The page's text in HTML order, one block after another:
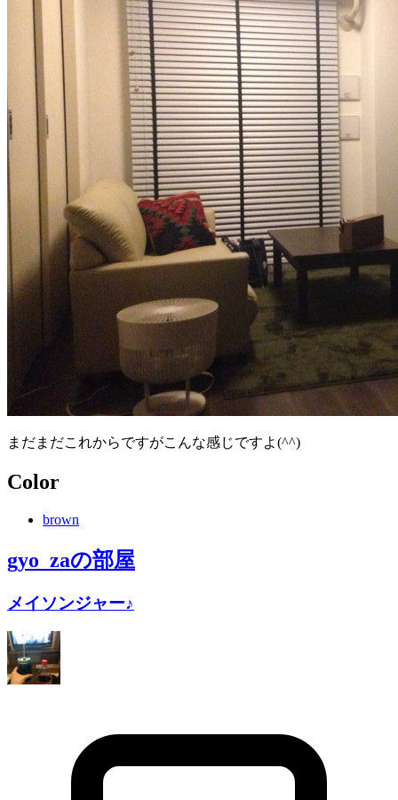
まだまだこれからですがこんな感じですよ(^^)
Color
brown
gyo_zaの部屋
メイソンジャー♪